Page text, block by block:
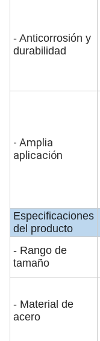
- Anticorrosión y
durabilidad
- Amplia
aplicación
Especificaciones
del producto
- Rango de
tamaño
- Material de
acero